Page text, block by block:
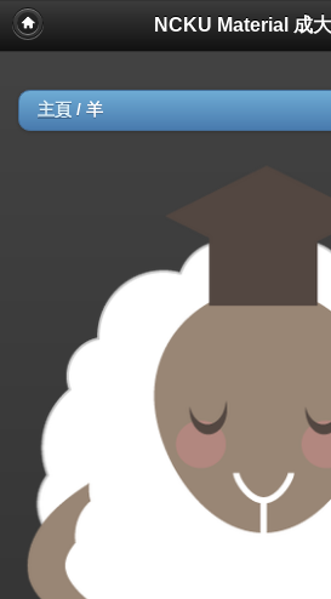
NCKU Material 成
主頁 / 羊